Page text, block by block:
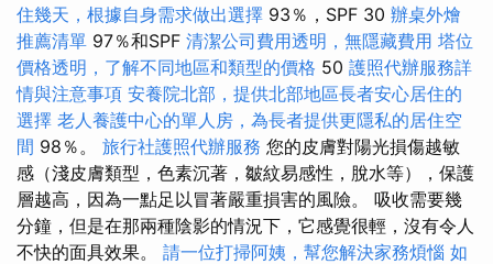
住幾天，根據自身需求做出選擇 93％，SPF 30 辦桌外燴
推薦清單 97％和SPF 清潔公司費用透明，無隱藏費用 塔位
價格透明，了解不同地區和類型的價格 50 護照代辦服務詳
情與注意事項 安養院北部，提供北部地區長者安心居住的
選擇 老人養護中心的單人房，為長者提供更隱私的居住空
間 98％。 旅行社護照代辦服務 您的皮膚對陽光損傷越敏
感（淺皮膚類型，色素沉著，皺紋易感性，脫水等），保護
層越高，因為一點足以冒著嚴重損害的風險。 吸收需要幾
分鐘，但是在那兩種陰影的情況下，它感覺很輕，沒有令人
不快的面具效果。 請一位打掃阿姨，幫您解決家務煩惱 如